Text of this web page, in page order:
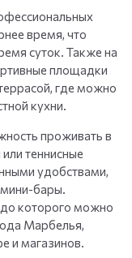
время, что
суток. Также на
площадки
где можно
кухни.
проживать в
теннисные
удобствами,
бары.
которого можно
Марбелья,
и магазинов.